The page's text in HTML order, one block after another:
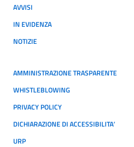
AVVISI
IN EVIDENZA
NOTIZIE
AMMINISTRAZIONE TRASPARENTE
WHISTLEBLOWING
PRIVACY POLICY
DICHIARAZIONE DI ACCESSIBILITA’
URP